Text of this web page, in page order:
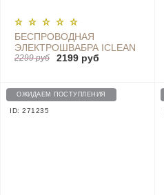
БЕСПРОВОДНАЯ
ЭЛЕКТРОШВАБРА ICLEAN
WIRELESS FLOOR
2299 руб 2199 руб
ОЖИДАЕМ ПОСТУПЛЕНИЯ
ID: 271235